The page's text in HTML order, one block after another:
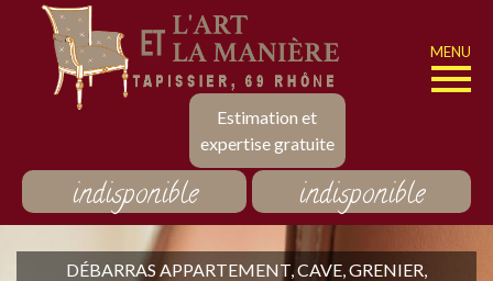
Estimation et
expertise gratuite
MENU
indisponible indisponible
DÉBARRAS APPARTEMENT, CAVE, GRENIER,